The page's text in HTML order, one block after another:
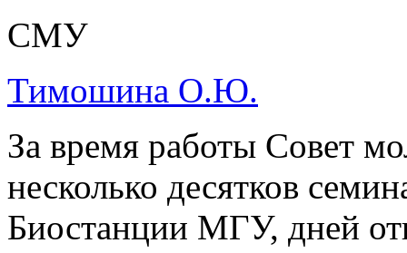
СМУ
Тимошина О.Ю.
За время работы Совет
несколько десятков
Биостанции МГУ, дней